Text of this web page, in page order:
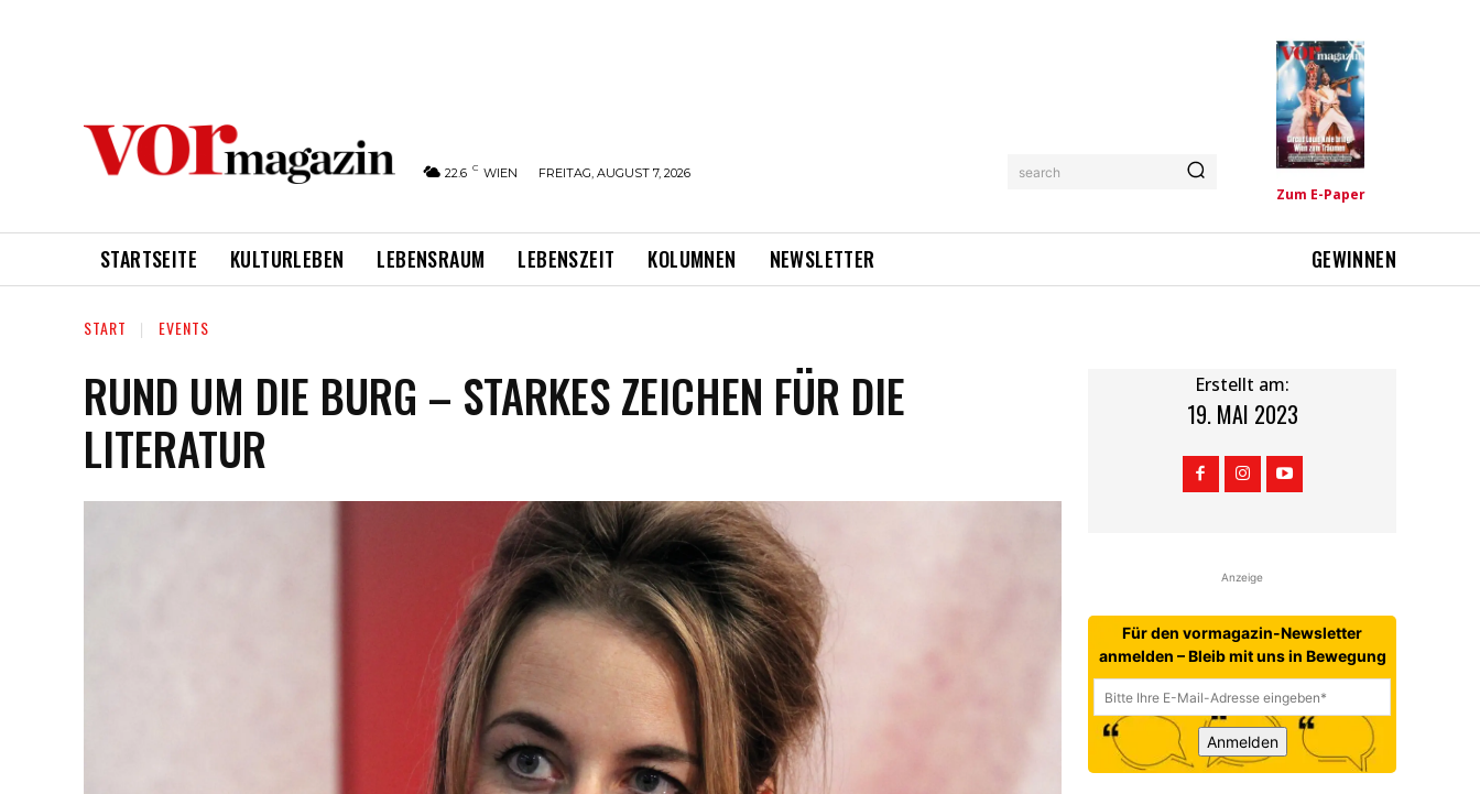
22.6 C WIEN FREITAG, AUGUST 7, 2026 search
Zum E-Paper
STARTSEITE KULTURLEBEN LEBENSRAUM LEBENSZEIT KOLUMNEN NEWSLETTER GEWINNEN
START EVENTS
RUND UM DIE BURG – STARKES ZEICHEN FÜR DIE
LITERATUR
Erstellt am:
19. MAI 2023
Anzeige
Für den vormagazin-Newsletter
anmelden – Bleib mit uns in Bewegung
Anmelden